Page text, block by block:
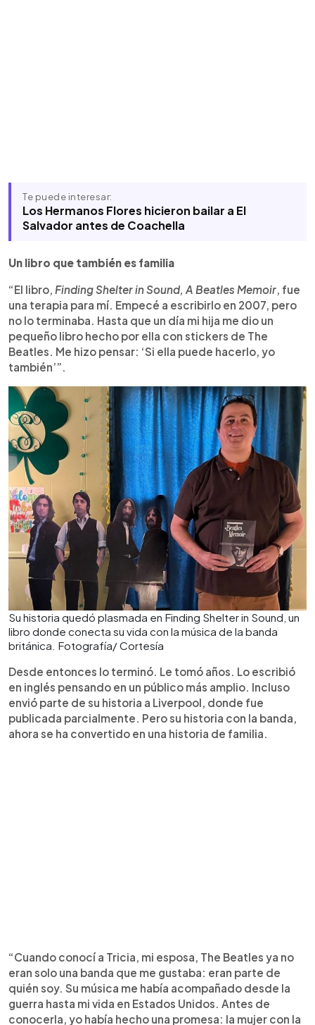
Te puede interesar:
Los Hermanos Flores hicieron bailar a El
Salvador antes de Coachella
Un libro que también es familia
“El libro, Finding Shelter in Sound, A Beatles Memoir, fue
una terapia para mí. Empecé a escribirlo en 2007, pero
no lo terminaba. Hasta que un día mi hija me dio un
pequeño libro hecho por ella con stickers de The
Beatles. Me hizo pensar: ‘Si ella puede hacerlo, yo
también’”.
Su historia quedó plasmada en Finding Shelter in Sound, un
libro donde conecta su vida con la música de la banda
británica. Fotografía/ Cortesía
Desde entonces lo terminó. Le tomó años. Lo escribió
en inglés pensando en un público más amplio. Incluso
envió parte de su historia a Liverpool, donde fue
publicada parcialmente. Pero su historia con la banda,
ahora se ha convertido en una historia de familia.
“Cuando conocí a Tricia, mi esposa, The Beatles ya no
eran solo una banda que me gustaba: eran parte de
quién soy. Su música me había acompañado desde la
guerra hasta mi vida en Estados Unidos. Antes de
conocerla, yo había hecho una promesa: la mujer con la